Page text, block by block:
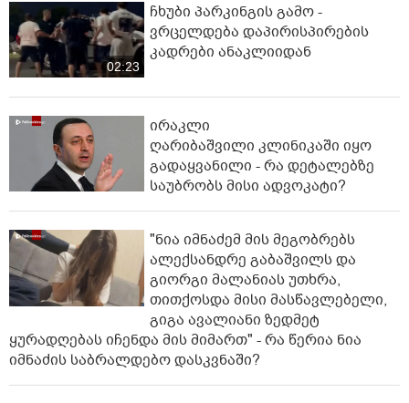
02:23
ჩხუბი პარკინგის გამო -
ვრცელდება დაპირისპირების
კადრები ანაკლიიდან
ირაკლი
ღარიბაშვილი კლინიკაში იყო
გადაყვანილი - რა დეტალებზე
საუბრობს მისი ადვოკატი?
"ნია იმნაძემ მის მეგობრებს
ალექსანდრე გაბაშვილს და
გიორგი მალანიას უთხრა,
თითქოსდა მისი მასწავლებელი,
გიგა ავალიანი ზედმეტ
ყურადღებას იჩენდა მის მიმართ" - რა წერია ნია
იმნაძის საბრალდებო დასკვნაში?